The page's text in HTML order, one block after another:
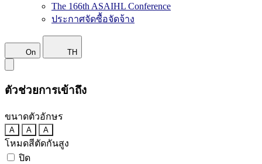
The 166th ASAIHL Conference
ประกาศจัดซื้อจัดจ้าง
On TH
ตัวช่วยการเข้าถึง
ขนาดตัวอักษร
A A A
โหมดสีตัดกันสูง
ปิด